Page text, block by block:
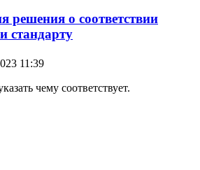
решения о соответствии
стандарту
11:39
чему соответствует.